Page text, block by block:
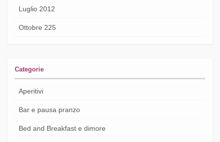
Luglio 2012
Ottobre 225
Categorie
Aperitivi
Bar e pausa pranzo
Bed and Breakfast e dimore